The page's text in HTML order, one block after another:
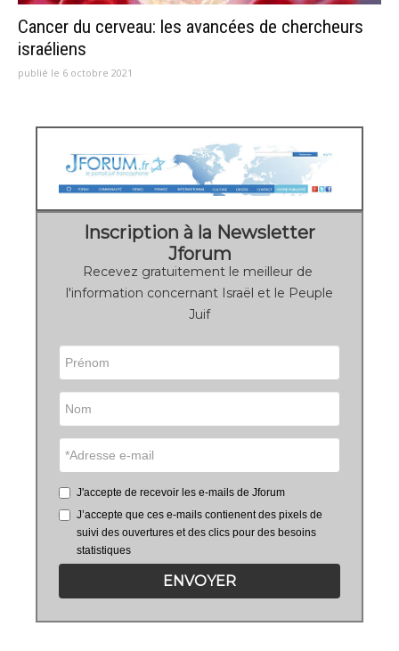
Cancer du cerveau: les avancées de chercheurs
israéliens
publié le 6 octobre 2021
Inscription à la Newsletter
Jforum
Recevez gratuitement le meilleur de
l'information concernant Israël et le Peuple
Juif
J'accepte de recevoir les e-mails de Jforum
J’accepte que ces e-mails contienent des pixels de
suivi des ouvertures et des clics pour des besoins
statistiques
ENVOYER